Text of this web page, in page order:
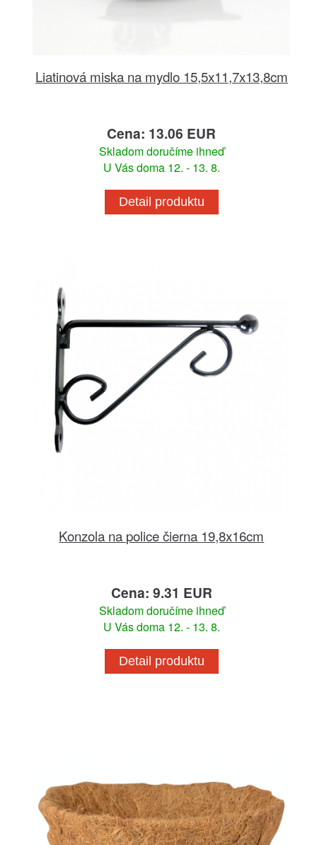
Liatinová miska na mydlo 15,5x11,7x13,8cm
Cena: 13.06 EUR
Skladom doručíme ihneď
U Vás doma 12. - 13. 8.
Detail produktu
Konzola na police čierna 19,8x16cm
Cena: 9.31 EUR
Skladom doručíme ihneď
U Vás doma 12. - 13. 8.
Detail produktu